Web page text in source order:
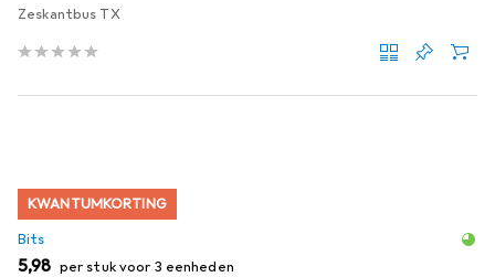
Zeskantbus TX
KWANTUMKORTING
Bits
EUR
5,98 per stuk voor 3 eenheden